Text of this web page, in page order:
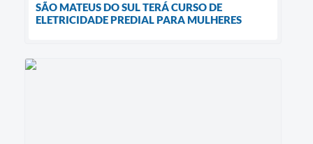
SÃO MATEUS DO SUL TERÁ CURSO DE
ELETRICIDADE PREDIAL PARA MULHERES